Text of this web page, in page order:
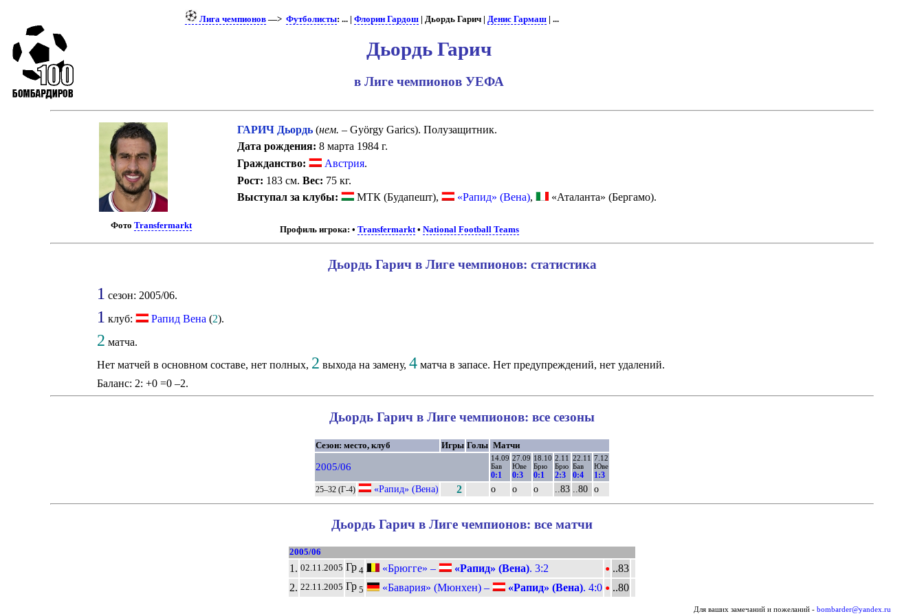
Лига чемпионов—> Футболисты: ... | Флорин Гардош| Дьордь Гарич | Денис Гармаш| ...
Дьордь Гарич
в Лиге чемпионов УЕФА
ФотоTransfermarkt
ГАРИЧ Дьордь (нем. – György Garics). Полузащитник.
Дата рождения: 8 марта 1984 г.
Гражданство:
Австрия.
Рост: 183 см.Вес: 75 кг.
Выступал за клубы:
МТК (Будапешт), «Рапид» (Вена), «Аталанта» (Бергамо).
Профиль игрока: •Transfermarkt•National Football Teams
Дьордь Гарич в Лиге чемпионов: статистика
1 сезон: 2005/06.
1 клуб: Рапид Вена (2).
2 матча.
Нет матчей в основном составе, нет полных, 2 выхода на замену, 4матча в запасе. Нет предупреждений, нет удалений.
Баланс: 2: +0 =0 –2.
Дьордь Гарич в Лиге чемпионов: все сезоны
Сезон: место, клуб Игры Голы Матчи
2005/06
14.09
Бав
0:1
27.09
Юве
0:3
18.10
Брю
0:1
2.11
Брю
2:3
22.11
Бав
0:4
7.12
Юве
1:3
25–32 (Г-4) «Рапид» (Вена) 2 о о о ..83 ..80 о
Дьордь Гарич в Лиге чемпионов: все матчи
2005/06
1. 02.11.2005 Гр 4 «Брюгге» – «Рапид» (Вена). 3:2 • ..83
2. 22.11.2005 Гр 5 «Бавария» (Мюнхен) – «Рапид» (Вена). 4:0 • ..80
Для ваших замечаний и пожеланий - bombarder@yandex.ru